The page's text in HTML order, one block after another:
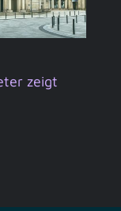
zeigt